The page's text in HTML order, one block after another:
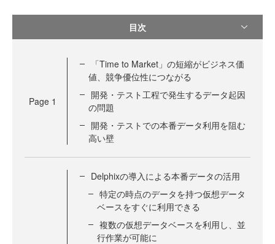
目次
Page 1
「Time to Market」の短縮がビジネス価
値、競争優位性につながる
開発・テスト工程で発生するデータ起因
の問題
開発・テストでの本番データ利用を阻む
高い壁
Delphixの導入による本番データの活用
特定の時点のデータを持つ仮想データ
ベースをすぐに利用できる
複数の仮想データベースを利用し、並
行作業が可能に